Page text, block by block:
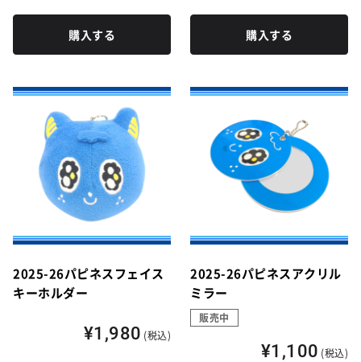
購入する 購入する
2025-26パピネスフェイス
キーホルダー
¥1,980 (税込)
2025-26パピネスアクリル
ミラー
販売中
¥1,100 (税込)